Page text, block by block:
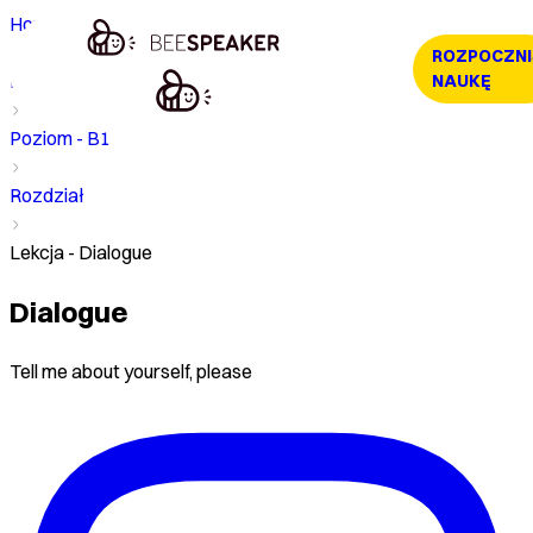
NAUKĘ
Home
Kurs
Poziom - B1
Rozdział
Lekcja - Dialogue
Dialogue
Tell me about yourself, please